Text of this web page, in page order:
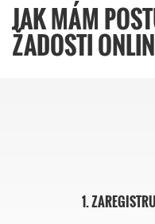
JAK MÁM
ŽADOSTI
1.